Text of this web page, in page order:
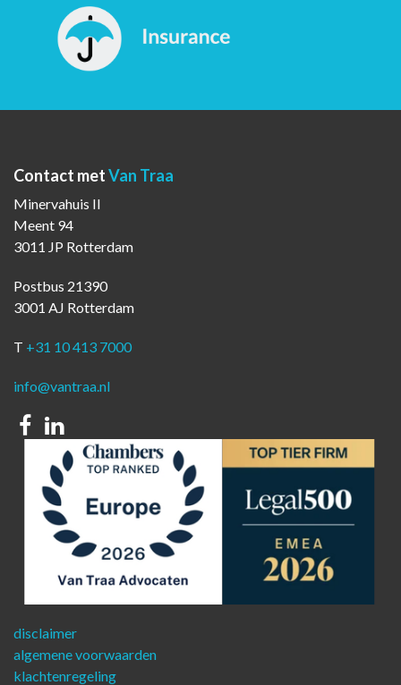
Contact metVan Traa
Minervahuis II
Meent 94
3011 JP Rotterdam
Postbus 21390
3001 AJ Rotterdam
T +31 10 413 7000
info@vantraa.nl
Facebook
Linkedin
disclaimer
algemene voorwaarden
klachtenregeling